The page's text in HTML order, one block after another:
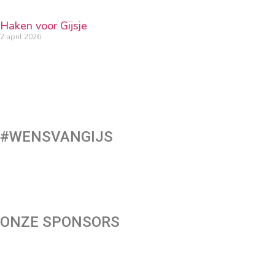
Haken voor Gijsje
2 april 2026
#WENSVANGIJS
ONZE SPONSORS